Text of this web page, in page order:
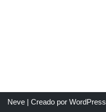
Neve | Creado por WordPress